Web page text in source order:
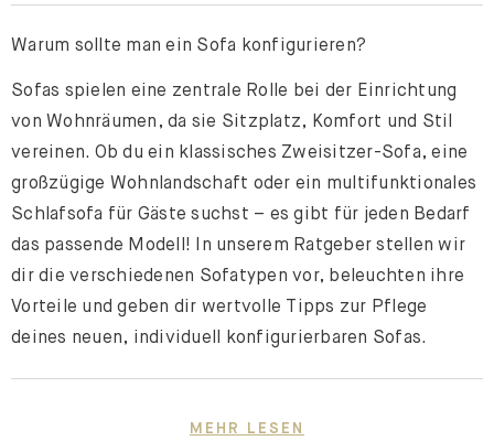
Warum sollte man ein Sofa konfigurieren?
Sofas spielen eine zentrale Rolle bei der Einrichtung
von Wohnräumen, da sie Sitzplatz, Komfort und Stil
vereinen. Ob du ein klassisches Zweisitzer-Sofa, eine
großzügige Wohnlandschaft oder ein multifunktionales
Schlafsofa für Gäste suchst – es gibt für jeden Bedarf
das passende Modell! In unserem Ratgeber stellen wir
dir die verschiedenen Sofatypen vor, beleuchten ihre
Vorteile und geben dir wertvolle Tipps zur Pflege
deines neuen, individuell konfigurierbaren Sofas.
Welche Arten von Sofas gibt es und wie kannst du dein
MEHR LESEN